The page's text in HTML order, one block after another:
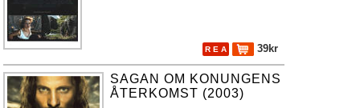
R E A 39kr
SAGAN OM KONUNGENS
ÅTERKOMST (2003)